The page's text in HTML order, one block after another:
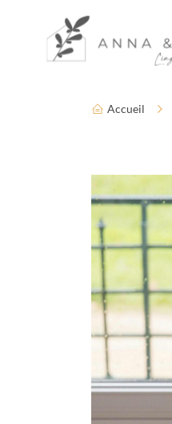
Paramètres d’accessibilité
Accueil